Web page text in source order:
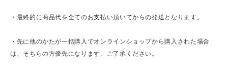
・最終的に商品代を全てのお支払い頂いてからの発送となります。
・先に他のかたが一括購入でオンラインショップから購入された場合
は、そちらの方優先になります。ご了承ください。